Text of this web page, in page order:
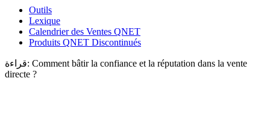
Outils
Lexique
Calendrier des Ventes QNET
Produits QNET Discontinués
قراءة: Comment bâtir la confiance et la réputation dans la vente
directe ?